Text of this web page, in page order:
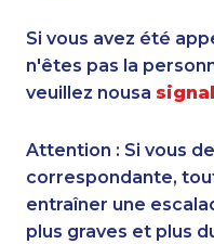
Si vous avez été
n'êtes pas la
veuillez nousa
Attention : Si vous
correspondante,
entraîner une
plus graves et plus